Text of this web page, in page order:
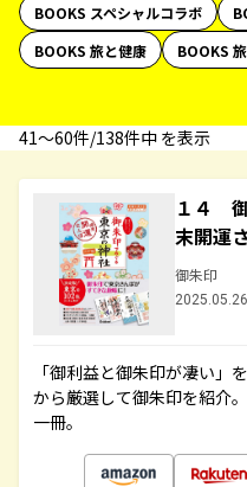
BOOKS スペシャルコラボ
BOOKS 旅と健康
BOOKS
41〜60件/138件中 を表示
１４
末開運
御朱印
「御利益と御朱印が凄い」
から厳選して御朱印を紹介
一冊。